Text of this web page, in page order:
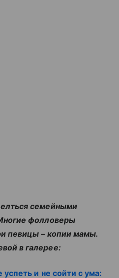
семейными
фолловеры
певицы – копии мамы.
в галерее:
успеть и не сойти с ума: